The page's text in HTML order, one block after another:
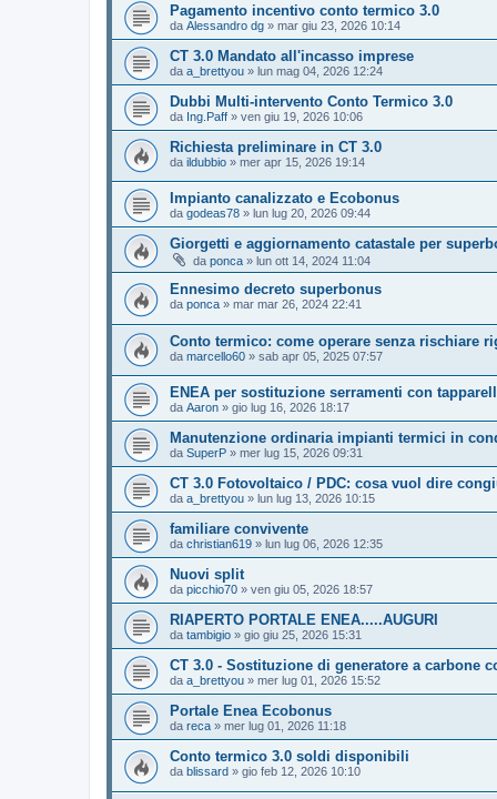
Pagamento incentivo conto termico 3.0
da Alessandro dg » mar giu 23, 2026 10:14
CT 3.0 Mandato all'incasso imprese
da a_brettyou » lun mag 04, 2026 12:24
Dubbi Multi-intervento Conto Termico 3.0
da Ing.Paff » ven giu 19, 2026 10:06
Richiesta preliminare in CT 3.0
da ildubbio » mer apr 15, 2026 19:14
Impianto canalizzato e Ecobonus
da godeas78 » lun lug 20, 2026 09:44
Giorgetti e aggiornamento catastale per
da ponca » lun ott 14, 2024 11:04
Ennesimo decreto superbonus
da ponca » mar mar 26, 2024 22:41
Conto termico: come operare senza rischiare
da marcello60 » sab apr 05, 2025 07:57
ENEA per sostituzione serramenti con
da Aaron » gio lug 16, 2026 18:17
Manutenzione ordinaria impianti termici in
da SuperP » mer lug 15, 2026 09:31
CT 3.0 Fotovoltaico / PDC: cosa vuol dire
da a_brettyou » lun lug 13, 2026 10:15
familiare convivente
da christian619 » lun lug 06, 2026 12:35
Nuovi split
da picchio70 » ven giu 05, 2026 18:57
RIAPERTO PORTALE ENEA.....AUGURI
da tambigio » gio giu 25, 2026 15:31
CT 3.0 - Sostituzione di generatore a carbone
da a_brettyou » mer lug 01, 2026 15:52
Portale Enea Ecobonus
da reca » mer lug 01, 2026 11:18
Conto termico 3.0 soldi disponibili
da blissard » gio feb 12, 2026 10:10